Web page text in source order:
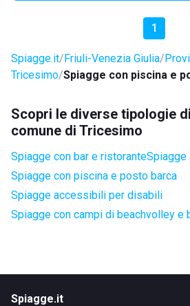
1
Spiagge.it Friuli-Venezia Giulia
Tricesimo Spiagge con piscina e
Scopri le diverse tipologie
comune di Tricesimo
Spiagge con bar e ristorante
Spiagge con piscina e posto barca
Spiagge accessibili per disabili
Spiagge con campi di beachvolley e
Spiagge.it